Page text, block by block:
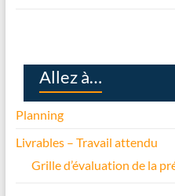
Allez à…
Planning
Livrables – Travail attendu
Grille d’évaluation de la